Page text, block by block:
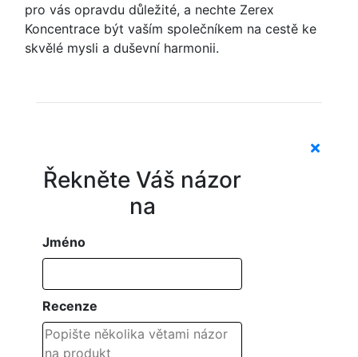
pro vás opravdu důležité, a nechte Zerex
Koncentrace být vaším společníkem na cestě ke
skvělé mysli a duševní harmonii.
Řekněte Váš názor
na
Jméno
Recenze